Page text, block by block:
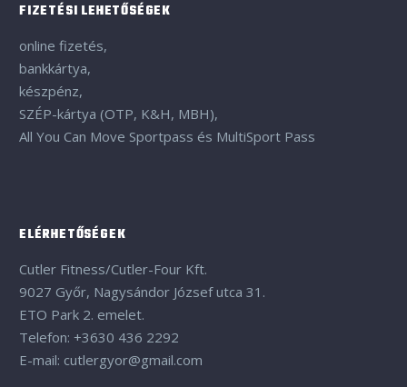
FIZETÉSI LEHETŐSÉGEK
online fizetés,
bankkártya,
készpénz,
SZÉP-kártya (OTP, K&H, MBH),
All You Can Move Sportpass és MultiSport Pass
ELÉRHETŐSÉGEK
Cutler Fitness/Cutler-Four Kft.
9027 Győr, Nagysándor József utca 31.
ETO Park 2. emelet.
Telefon: +3630 436 2292
E-mail: cutlergyor@gmail.com